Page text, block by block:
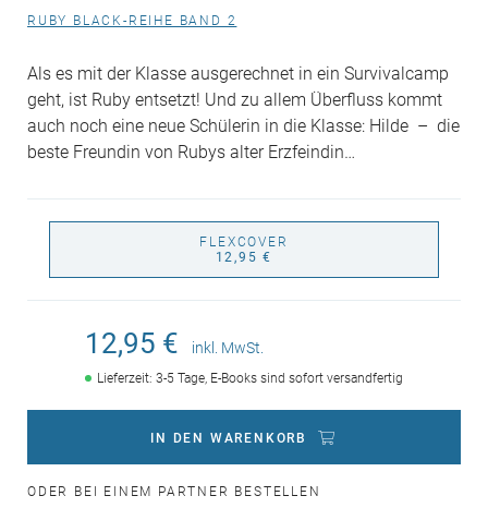
RUBY BLACK-REIHE BAND 2
Als es mit der Klasse ausgerechnet in ein Survivalcamp
geht, ist Ruby entsetzt! Und zu allem Überfluss kommt
auch noch eine neue Schülerin in die Klasse: Hilde – die
beste Freundin von Rubys alter Erzfeindin…
FLEXCOVER
12,95 €
12,95 € inkl. MwSt.
Lieferzeit: 3-5 Tage, E-Books sind sofort versandfertig
IN DEN WARENKORB
ODER BEI EINEM PARTNER BESTELLEN